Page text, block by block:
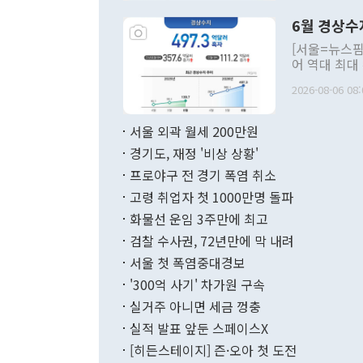
주의적 희망
관의 대북
관 부처 장
관의 무리한
다. [정동영 통일부 장관이 지난달 23일 오후 서울 종로구 정부서울청사에
무너졌다고
함께 4자 대
"우리의 선
6월 경상
[서울=뉴스
어 역대 최
료=한국은행] 한국은행이 6일 발표한 '2026년 6월 국제수지(잠정)'
며 월간 기
196.9% 급
수출은
기록했지만
로 전환됐다.
2026-08-06
서울 외곽 월세 200만원
경기도, 재정 '비상 상황'
프로야구 전 경기 폭염 취소
고령 취업자 첫 1000만명 돌파
화물선 운임 3주만에 최고
검찰 수사권, 72년만에 막 내려
서울 첫 폭염중대경보
'300억 사기' 차가원 구속
실거주 아니면 세금 껑충
실적 발표 앞둔 스페이스X
[히든스테이지] 즌·오아 첫 도전